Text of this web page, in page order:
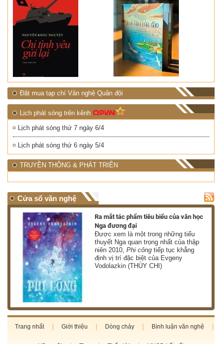
Đặt mua tạp chí Văn nghệ Quân đội
Lịch phát sóng trên kênh
Lịch phát sóng thứ 7 ngày 6/4
Lịch phát sóng thứ 6 ngày 5/4
TRUYỀN THÔNG & PHÁT TRIỂN
Cửa sổ văn nghệ
Ra mắt tác phẩm tiêu biểu của văn học
Nga đương đại
Được xem là một trong những tiểu
thuyết Nga quan trọng nhất của thập
niên 2010,Phi công tiếp tục khẳng
định vị trí đặc biệt của Evgeny
Vodolazkin (THÙY CHI)
Trang nhất Giới thiệu Dòng chảy Bình luận văn nghệ